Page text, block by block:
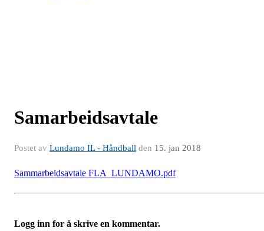
Samarbeidsavtale
Postet av Lundamo IL - Håndball den 15. jan 2018
Sammarbeidsavtale FLA_LUNDAMO.pdf
Logg inn for å skrive en kommentar.